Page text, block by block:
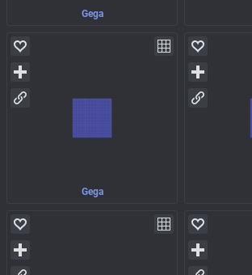
Gega
Gega